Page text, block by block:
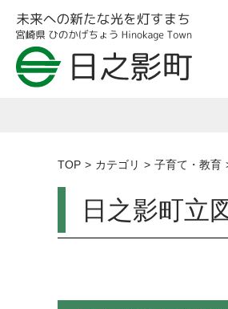
TOP カテゴリ 子育て・教育
日之影町立